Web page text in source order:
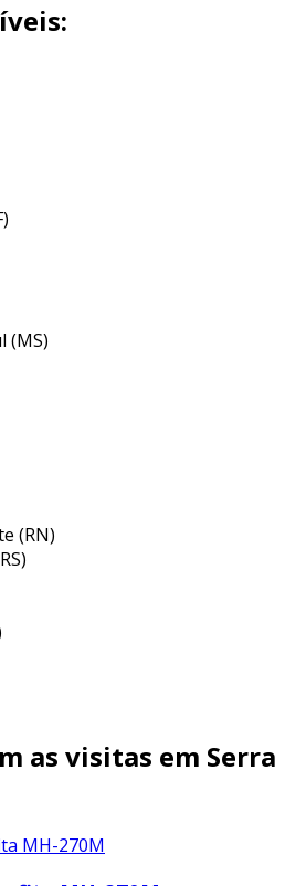
durabilidade
de corte,
do
corte
acomoda
peças.
: com painéis de
um uso
se com dispositivos
acidentes
a mh 812lc uma
em vários setores
até metalúrgicas.
de serra fita
812lc oferece
impactar
entre os mais
e de alta
(MS)
(RN)
as visitas em Serra